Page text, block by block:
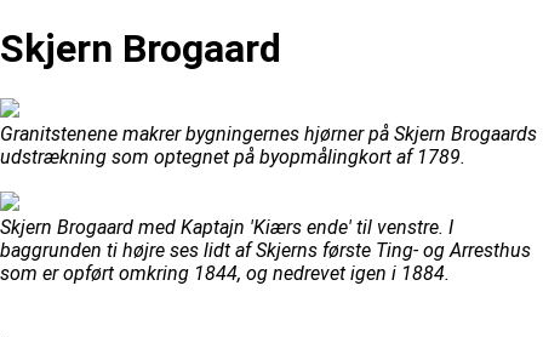
Skjern Brogaard
Granitstenene makrer bygningernes hjørner på Skjern Brogaards
udstrækning som optegnet på byopmålingkort af 1789.
Skjern Brogaard med Kaptajn 'Kiærs ende' til venstre. I
baggrunden ti højre ses lidt af Skjerns første Ting- og Arresthus
som er opført omkring 1844, og nedrevet igen i 1884.